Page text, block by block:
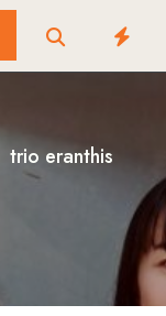
trio eranthis